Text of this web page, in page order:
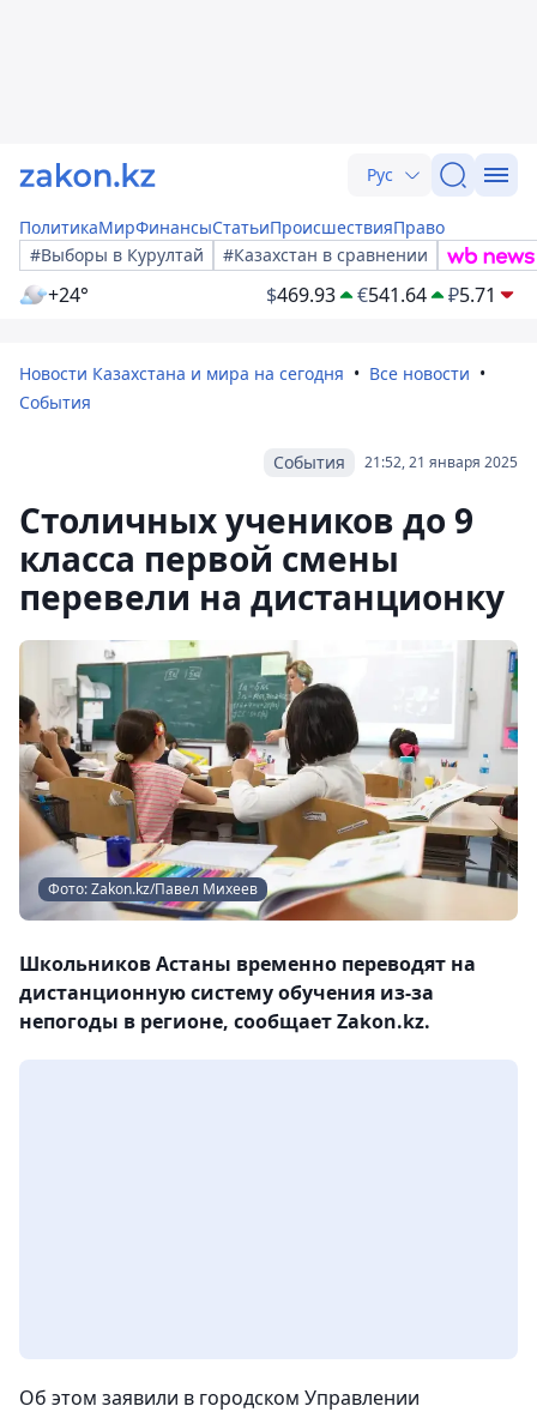
Рус
ПолитикаМирФинансыСтатьиПроисшествияПраво
#Выборы в Курултай
#Казахстан в сравнении
+24° $469.93 €541.64 ₽5.71
Новости Казахстана и мира на сегодня
Все новости
События
21:52, 21 января 2025
События
Столичных учеников до 9
класса первой смены
перевели на дистанционку
Фото: Zakon.kz/Павел Михеев
Школьников Астаны временно переводят на
дистанционную систему обучения из-за
непогоды в регионе, сообщает Zakon.kz.
Об этом заявили в городском Управлении